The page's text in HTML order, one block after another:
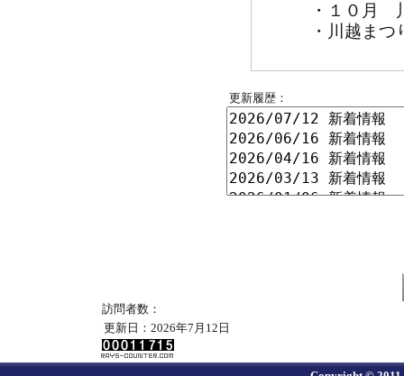
・１０月 川
・川越まつり
更新履歴：
訪問者数：
更新日：2026年7月12日